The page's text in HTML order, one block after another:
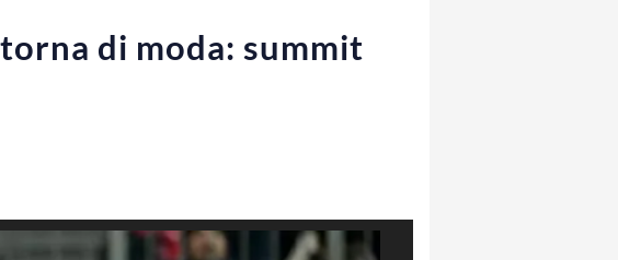
di moda: summit